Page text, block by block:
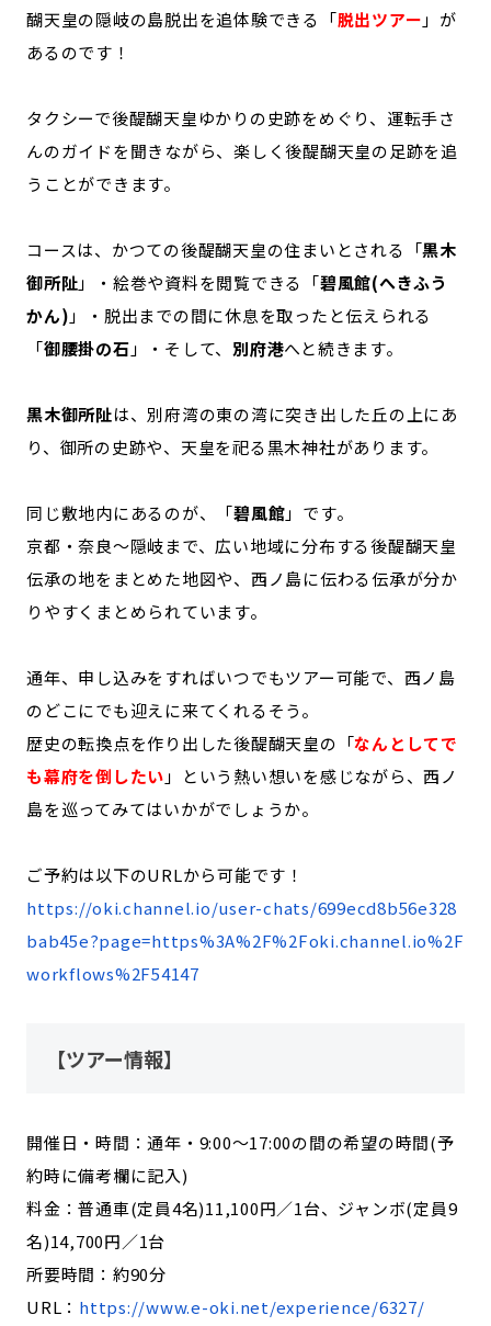
醐天皇の隠岐の島脱出を追体験できる「脱出ツアー 」が
あるのです！
タクシーで後醍醐天皇ゆかりの史跡をめぐり、運転手さ
んのガイドを聞きながら、楽しく後醍醐天皇の足跡を追
うことができます。
コースは、かつての後醍醐天皇の住まいとされる「黒木
御所阯」・絵巻や資料を閲覧できる「碧風館(へきふう
かん) 」・脱出までの間に休息を取ったと伝えられる
「御腰掛の石 」・そして、 別府港へと続きます。
黒木御所阯は、別府湾の東の湾に突き出した丘の上にあ
り、御所の史跡や、天皇を祀る黒木神社があります。
同じ敷地内にあるのが、「碧風館」です。
京都・奈良〜隠岐まで、広い地域に分布する後醍醐天皇
伝承の地をまとめた地図や、西ノ島に伝わる伝承が分か
りやすくまとめられています。
通年、申し込みをすればいつでもツアー可能で、西ノ島
のどこにでも迎えに来てくれるそう。
歴史の転換点を作り出した後醍醐天皇の「なんとしてで
も幕府を倒したい 」という熱い想いを感じながら、西ノ
島を巡ってみてはいかがでしょうか。
ご予約は以下のURLから可能です！
https://oki.channel.io/user-chats/699ecd8b56e328
bab45e?page=https%3A%2F%2Foki.channel.io%2F
workflows%2F54147
【ツアー情報】
開催日・時間：通年・9:00～17:00の間の希望の時間(予
約時に備考欄に記入)
料金：普通車(定員4名)11,100円／1台、ジャンボ(定員9
名)14,700円／1台
所要時間：約90分
URL： https://www.e-oki.net/experience/6327/